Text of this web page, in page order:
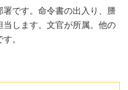
です。命令書の出入り、謄
します。文官が所属。他の
。